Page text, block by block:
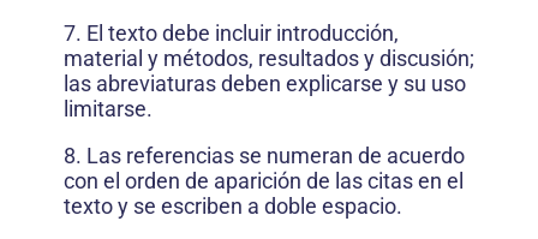
7. El texto debe incluir introducción,
material y métodos, resultados y discusión;
las abreviaturas deben explicarse y su uso
limitarse.
8. Las referencias se numeran de acuerdo
con el orden de aparición de las citas en el
texto y se escriben a doble espacio.